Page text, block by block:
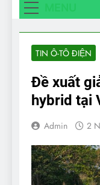
TIN Ô-TÔ ĐIỆN
Đề xuất
hybrid tại
Admin 2